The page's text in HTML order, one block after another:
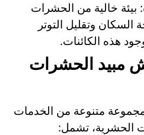
: بيئة خالية من الحشرات
وتقليل التوتر
هذه الكائنات.
مبيد الحشرات
متنوعة من الخدمات
الحشرية، تشمل: